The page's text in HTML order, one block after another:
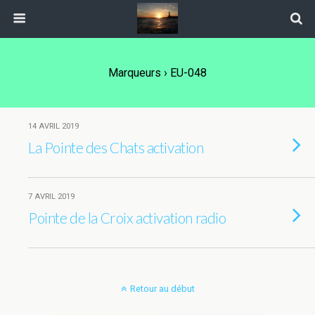
Marqueurs › EU-048
14 AVRIL 2019
La Pointe des Chats activation
7 AVRIL 2019
Pointe de la Croix activation radio
Retour au début